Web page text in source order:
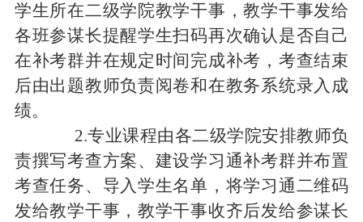
学生所在二级学院教学干事，教学干事发给
各班参谋长提醒学生扫码再次确认是否自己
在补考群并在规定时间完成补考，考查结束
后由出题教师负责阅卷和在教务系统录入成
绩。
2.专业课程由各二级学院安排教师负
责撰写考查方案、建设学习通补考群并布置
考查任务、导入学生名单，将学习通二维码
发给教学干事，教学干事收齐后发给参谋长